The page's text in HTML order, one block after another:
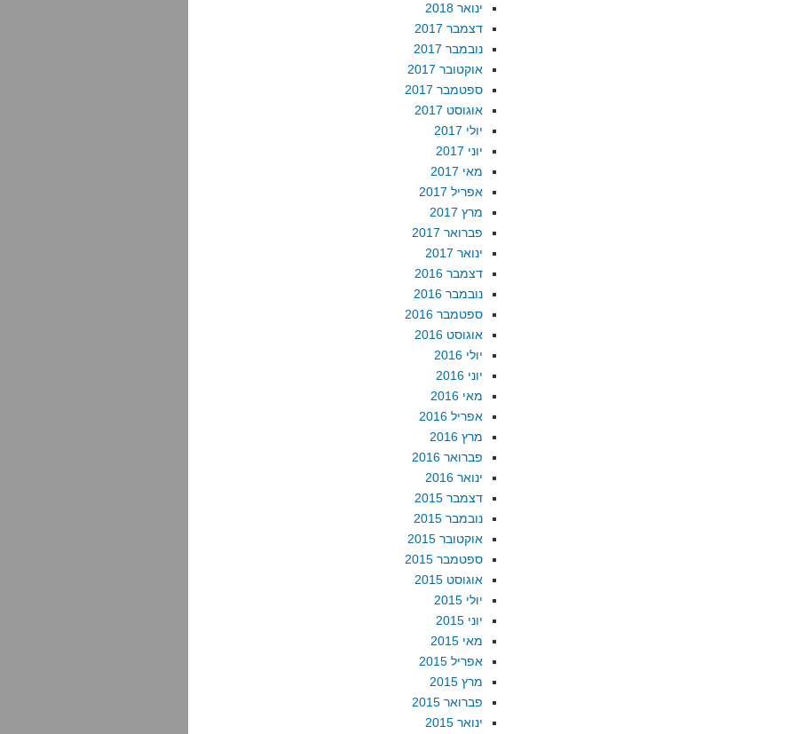
ינואר 2018
דצמבר 2017
נובמבר 2017
אוקטובר 2017
ספטמבר 2017
אוגוסט 2017
יולי 2017
יוני 2017
מאי 2017
אפריל 2017
מרץ 2017
פברואר 2017
ינואר 2017
דצמבר 2016
נובמבר 2016
ספטמבר 2016
אוגוסט 2016
יולי 2016
יוני 2016
מאי 2016
אפריל 2016
מרץ 2016
פברואר 2016
ינואר 2016
דצמבר 2015
נובמבר 2015
אוקטובר 2015
ספטמבר 2015
אוגוסט 2015
יולי 2015
יוני 2015
מאי 2015
אפריל 2015
מרץ 2015
פברואר 2015
ינואר 2015